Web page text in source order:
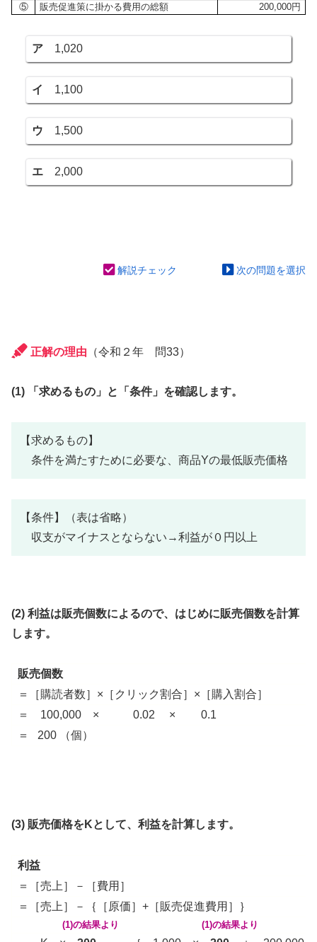
⑤
販売促進策に掛かる費用の総額 200,000円
ア 1,020
イ 1,100
ウ 1,500
エ 2,000
解説チェック 次の問題を選択
正解の理由 （令和２年 問33）
(1) 「求めるもの」と「条件」を確認します。
【求めるもの】
条件を満たすために必要な、商品Yの最低販売価格
【条件】（表は省略）
収支がマイナスとならない→利益が０円以上
(2) 利益は販売個数によるので、はじめに販売個数を計算
します。
販売個数
＝［購読者数］×［クリック割合］×［購入割合］
＝ 100,000 × 0.02 × 0.1
＝ 200 （個）
(3) 販売価格をKとして、利益を計算します。
利益
＝［売上］－［費用］
＝［売上］－｛［原価］+［販売促進費用］｝
(1)の結果より (1)の結果より